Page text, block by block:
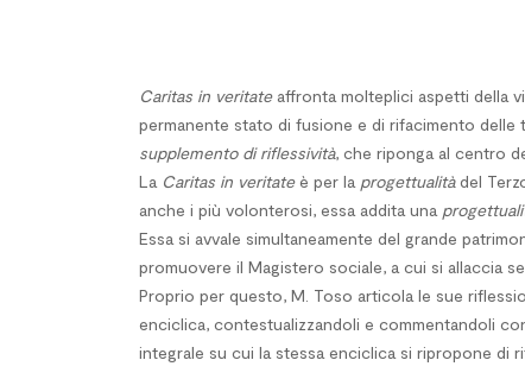
Caritas in veritateaffronta molteplici aspetti della
permanente stato di fusione e di rifacimento delle
supplemento di riflessività, che riponga al centro
La Caritas in veritateè per la progettualitàdel
anche i più volonterosi, essa addita una
Essa si avvale simultaneamente del grande
promuovere il Magistero sociale, a cui si allaccia
Proprio per questo, M. Toso articola le sue
enciclica, contestualizzandoli e commentandoli
integrale su cui la stessa enciclica si ripropone di